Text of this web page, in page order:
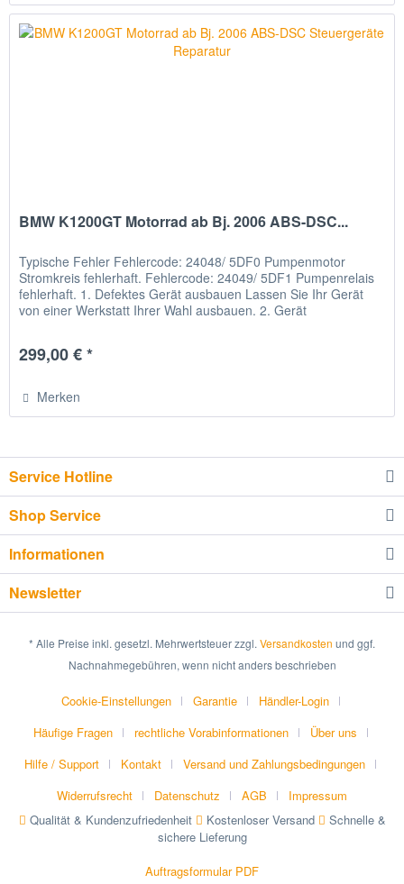
BMW K1200GT Motorrad ab Bj. 2006 ABS-DSC...
Typische Fehler Fehlercode: 24048/ 5DF0 Pumpenmotor
Stromkreis fehlerhaft. Fehlercode: 24049/ 5DF1 Pumpenrelais
fehlerhaft. 1. Defektes Gerät ausbauen Lassen Sie Ihr Gerät
von einer Werkstatt Ihrer Wahl ausbauen. 2. Gerät
299,00 € *
Merken
Service Hotline
Shop Service
Informationen
Newsletter
* Alle Preise inkl. gesetzl. Mehrwertsteuer zzgl. Versandkosten und ggf.
Nachnahmegebühren, wenn nicht anders beschrieben
Cookie-Einstellungen Garantie
Händler-Login
Häufige Fragen
rechtliche Vorabinformationen
Über uns
Hilfe / Support
Kontakt
Versand und Zahlungsbedingungen
Widerrufsrecht
Datenschutz AGB
Impressum
Qualität & Kundenzufriedenheit
Kostenloser Versand
Schnelle &
sichere Lieferung
Auftragsformular PDF